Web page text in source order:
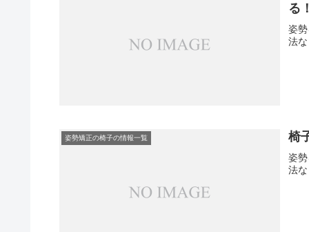
る
姿
法
姿勢矯正の椅子の情報一覧 椅
姿
法